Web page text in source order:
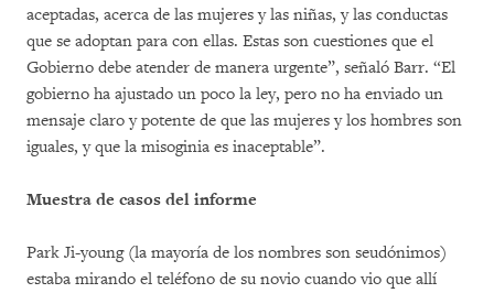
aceptadas, acerca de las mujeres y las niñas, y las conductas
que se adoptan para con ellas. Estas son cuestiones que el
Gobierno debe atender de manera urgente”, señaló Barr. “El
gobierno ha ajustado un poco la ley, pero no ha enviado un
mensaje claro y potente de que las mujeres y los hombres son
iguales, y que la misoginia es inaceptable”.
Muestra de casos del informe
Park Ji-young (la mayoría de los nombres son seudónimos)
estaba mirando el teléfono de su novio cuando vio que allí